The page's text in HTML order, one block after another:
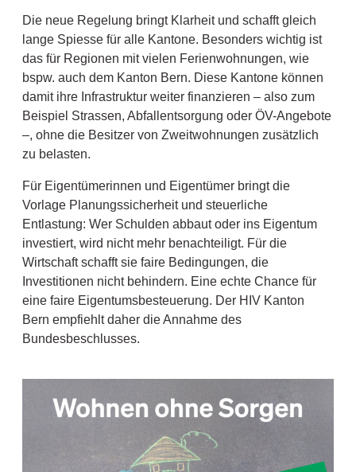
Die neue Regelung bringt Klarheit und schafft gleich
lange Spiesse für alle Kantone. Besonders wichtig ist
das für Regionen mit vielen Ferienwohnungen, wie
bspw. auch dem Kanton Bern. Diese Kantone können
damit ihre Infrastruktur weiter finanzieren – also zum
Beispiel Strassen, Abfallentsorgung oder ÖV-Angebote
–, ohne die Besitzer von Zweitwohnungen zusätzlich
zu belasten.
Für Eigentümerinnen und Eigentümer bringt die
Vorlage Planungssicherheit und steuerliche
Entlastung: Wer Schulden abbaut oder ins Eigentum
investiert, wird nicht mehr benachteiligt. Für die
Wirtschaft schafft sie faire Bedingungen, die
Investitionen nicht behindern. Eine echte Chance für
eine faire Eigentumsbesteuerung. Der HIV Kanton
Bern empfiehlt daher die Annahme des
Bundesbeschlusses.